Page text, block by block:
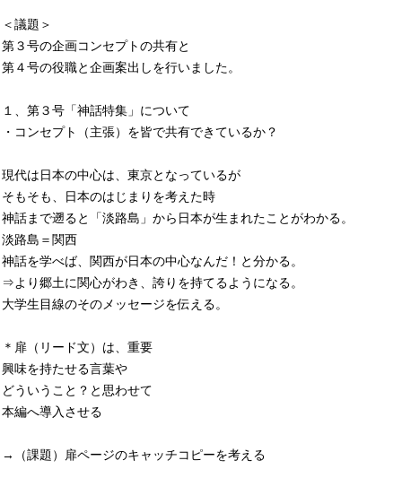
＜議題＞
第３号の企画コンセプトの共有と
第４号の役職と企画案出しを行いました。
１、第３号「神話特集」について
・コンセプト（主張）を皆で共有できているか？
現代は日本の中心は、東京となっているが
そもそも、日本のはじまりを考えた時
神話まで遡ると「淡路島」から日本が生まれたことがわかる。
淡路島＝関西
神話を学べば、関西が日本の中心なんだ！と分かる。
⇒より郷土に関心がわき、誇りを持てるようになる。
大学生目線のそのメッセージを伝える。
＊扉（リード文）は、重要
興味を持たせる言葉や
どういうこと？と思わせて
本編へ導入させる
→（課題）扉ページのキャッチコピーを考える